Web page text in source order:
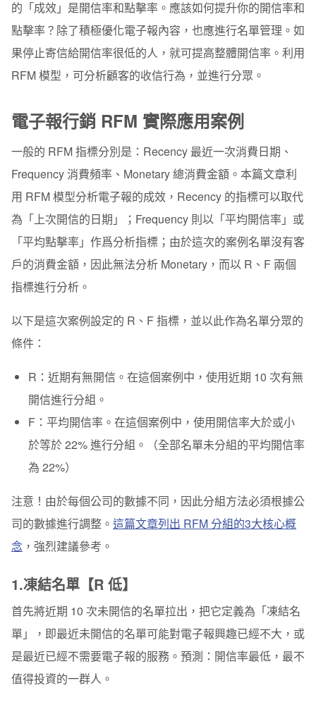
的 「成效」 是開信率和點擊率。應該如何提升你的開信率和
點擊率？除了積極優化電子報內容，也應進行名單管理。如
果停止寄信給開信率很低的人，就可提高整體開信率。利用
RFM 模型，可分析顧客的收信行為，並進行分眾。
電子報行銷 RFM 實際應用案例
一般的 RFM 指標分別是：Recency 最近一次消費日期、
Frequency 消費頻率、Monetary 總消費金額。本篇文章利
用 RFM 模型分析電子報的成效，Recency 的指標可以取代
為 「上次開信的日期 」 ；Frequency 則以 「平均開信率」 或
「平均點擊率」 作爲分析指標；由於這次的案例名單沒有客
戶的消費金額，因此無法分析 Monetary，而以 R、F 兩個
指標進行分析。
以下是這次案例設定的 R、F 指標 ，並以此作為名單分眾的
條件：
R：近期有無開信。在這個案例中，使用近期 10 次有無
開信進行分組。
F：平均開信率。在這個案例中，使用開信率大於或小
於等於 22%進行分組。（全部名單未分組的平均開信率
為 22%）
注意！由於每個公司的數據不同，因此分組方法必須根據公
司的數據進行調整。 這篇文章列出 RFM 分組的3大核心概
念 ，強烈建議參考。
1.凍結名單【R 低】
首先將近期 10 次未開信的名單拉出，把它定義為 「凍結名
單 」
，即最近未開信的名單可能對電子報興趣已經不大，或
是最近已經不需要電子報的服務。 預測： 開信率最低，最不
值得投資的一群人。